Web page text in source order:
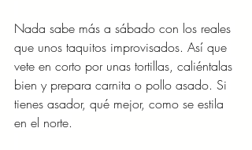
Nada sabe más a sábado con los reales
que unos taquitos improvisados. Así que
vete en corto por unas tortillas, caliéntalas
bien y prepara carnita o pollo asado. Si
tienes asador, qué mejor, como se estila
en el norte.